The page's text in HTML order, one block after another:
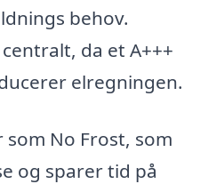
behov.
da et A+++
elregningen.
No Frost, som
og sparer tid på